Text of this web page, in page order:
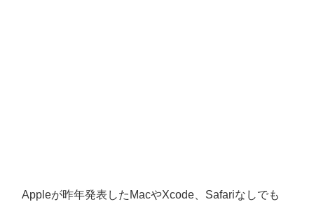
Appleが昨年発表したMacやXcode、Safariなしでも